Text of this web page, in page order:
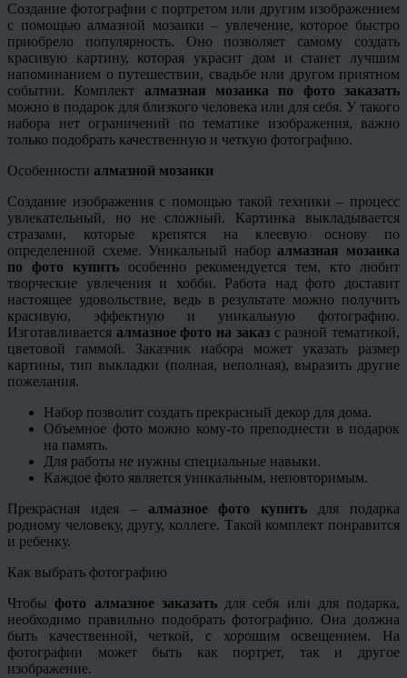
Создание фотографии с портретом или другим изображением
с помощью алмазной мозаики – увлечение, которое быстро
приобрело популярность. Оно позволяет самому создать
красивую картину, которая украсит дом и станет лучшим
напоминанием о путешествии, свадьбе или другом приятном
событии. Комплект алмазная мозаика по фото заказать
можно в подарок для близкого человека или для себя. У такого
набора нет ограничений по тематике изображения, важно
только подобрать качественную и четкую фотографию.
Особенности алмазной мозаики
Создание изображения с помощью такой техники – процесс
увлекательный, но не сложный. Картинка выкладывается
стразами, которые крепятся на клеевую основу по
определенной схеме. Уникальный наборалмазная мозаика
по фото купить особенно рекомендуется тем, кто любит
творческие увлечения и хобби. Работа над фото доставит
настоящее удовольствие, ведь в результате можно получить
красивую, эффектную и уникальную фотографию.
Изготавливается алмазное фото на заказс разной тематикой,
цветовой гаммой. Заказчик набора может указать размер
картины, тип выкладки (полная, неполная), выразить другие
пожелания.
Набор позволит создать прекрасный декор для дома.
Объемное фото можно кому-то преподнести в подарок
на память.
Для работы не нужны специальные навыки.
Каждое фото является уникальным, неповторимым.
Прекрасная идея – алмазное фото купить для подарка
родному человеку, другу, коллеге. Такой комплект понравится
и ребенку.
Как выбрать фотографию
Чтобыфото алмазное заказатьдля себя или для подарка,
необходимо правильно подобрать фотографию. Она должна
быть качественной, четкой, с хорошим освещением. На
фотографии может быть как портрет, так и другое
изображение.